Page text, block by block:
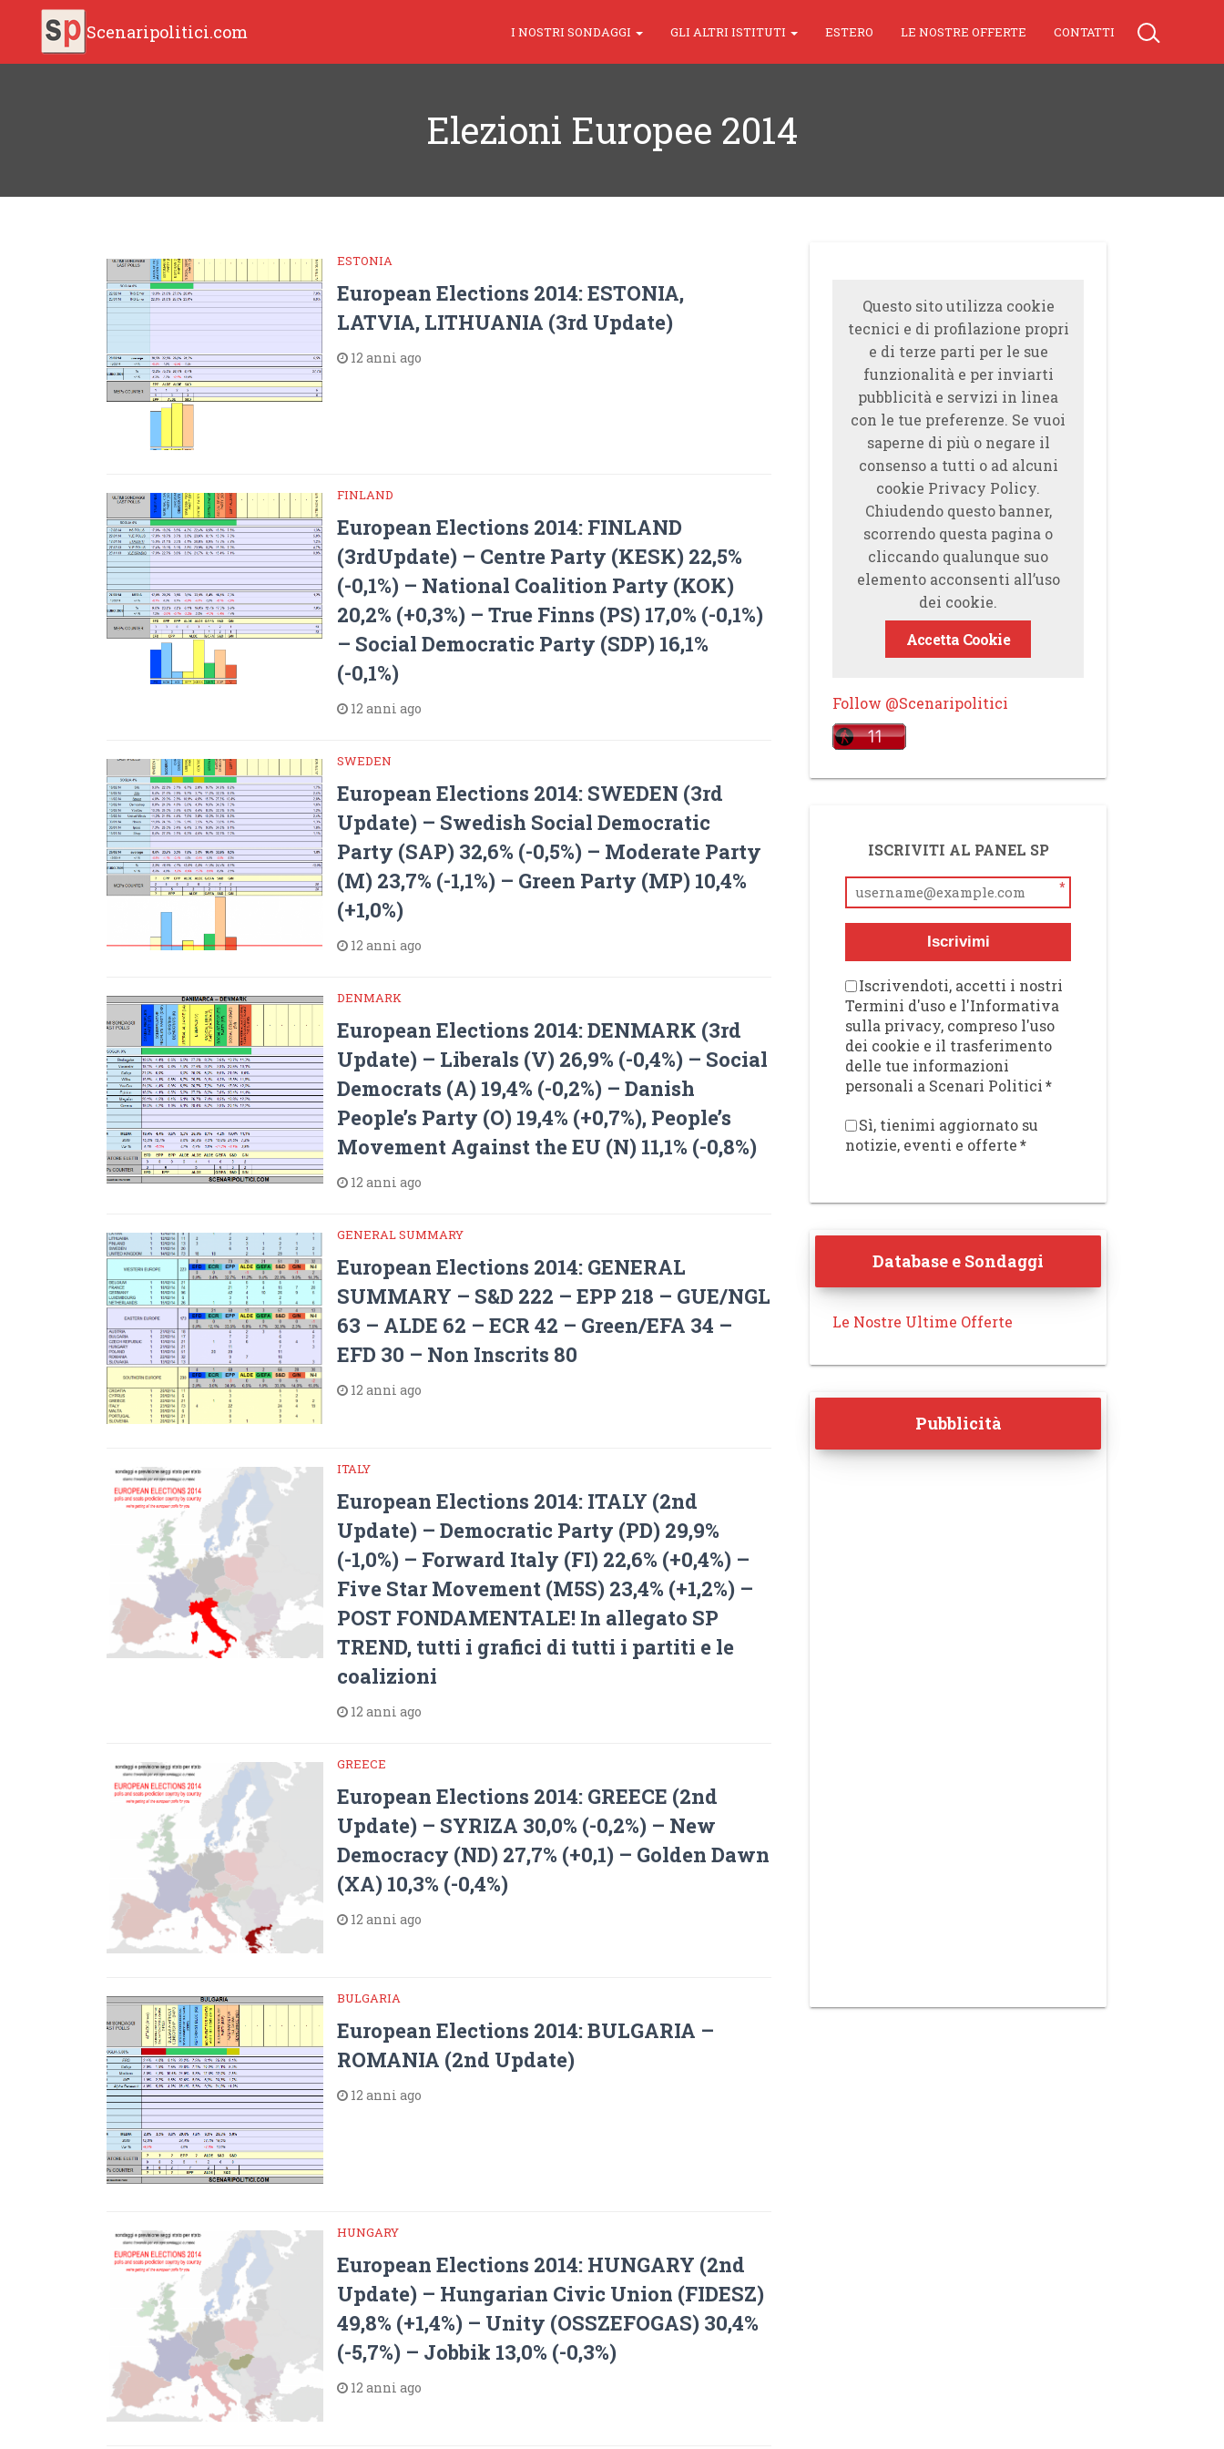
Scenaripolitici.com I NOSTRI SONDAGGI GLI ALTRI ISTITUTI ESTERO LE NOSTRE OFFERTE CONTATTI
Elezioni Europee 2014
ESTONIA
European Elections 2014: ESTONIA,
LATVIA, LITHUANIA (3rd Update)
12 anni ago
FINLAND
European Elections 2014: FINLAND
(3rdUpdate) – Centre Party (KESK) 22,5%
(-0,1%) – National Coalition Party (KOK)
20,2% (+0,3%) – True Finns (PS) 17,0% (-0,1%)
– Social Democratic Party (SDP) 16,1%
(-0,1%)
12 anni ago
SWEDEN
European Elections 2014: SWEDEN (3rd
Update) – Swedish Social Democratic
Party (SAP) 32,6% (-0,5%) – Moderate Party
(M) 23,7% (-1,1%) – Green Party (MP) 10,4%
(+1,0%)
12 anni ago
DENMARK
European Elections 2014: DENMARK (3rd
Update) – Liberals (V) 26,9% (-0,4%) – Social
Democrats (A) 19,4% (-0,2%) – Danish
People’s Party (O) 19,4% (+0,7%), People’s
Movement Against the EU (N) 11,1% (-0,8%)
12 anni ago
GENERAL SUMMARY
European Elections 2014: GENERAL
SUMMARY – S&D 222 – EPP 218 – GUE/NGL
63 – ALDE 62 – ECR 42 – Green/EFA 34 –
EFD 30 – Non Inscrits 80
12 anni ago
ITALY
European Elections 2014: ITALY (2nd
Update) – Democratic Party (PD) 29,9%
(-1,0%) – Forward Italy (FI) 22,6% (+0,4%) –
Five Star Movement (M5S) 23,4% (+1,2%) –
POST FONDAMENTALE! In allegato SP
TREND, tutti i grafici di tutti i partiti e le
coalizioni
12 anni ago
GREECE
European Elections 2014: GREECE (2nd
Update) – SYRIZA 30,0% (-0,2%) – New
Democracy (ND) 27,7% (+0,1) – Golden Dawn
(XA) 10,3% (-0,4%)
12 anni ago
BULGARIA
European Elections 2014: BULGARIA –
ROMANIA (2nd Update)
12 anni ago
HUNGARY
European Elections 2014: HUNGARY (2nd
Update) – Hungarian Civic Union (FIDESZ)
49,8% (+1,4%) – Unity (OSSZEFOGAS) 30,4%
(-5,7%) – Jobbik 13,0% (-0,3%)
12 anni ago
Questo sito utilizza cookie
tecnici e di profilazione propri
e di terze parti per le sue
funzionalità e per inviarti
pubblicità e servizi in linea
con le tue preferenze. Se vuoi
saperne di più o negare il
consenso a tutti o ad alcuni
cookie Privacy Policy.
Chiudendo questo banner,
scorrendo questa pagina o
cliccando qualunque suo
elemento acconsenti all’uso
dei cookie.
Accetta Cookie
Follow @Scenaripolitici
ISCRIVITI AL PANEL SP
*
Iscrivimi
Iscrivendoti, accetti i nostri
Termini d'uso e l'Informativa
sulla privacy, compreso l'uso
dei cookie e il trasferimento
delle tue informazioni
personali a Scenari Politici *
Sì, tienimi aggiornato su
notizie, eventi e offerte *
Database e Sondaggi
Le Nostre Ultime Offerte
Pubblicità